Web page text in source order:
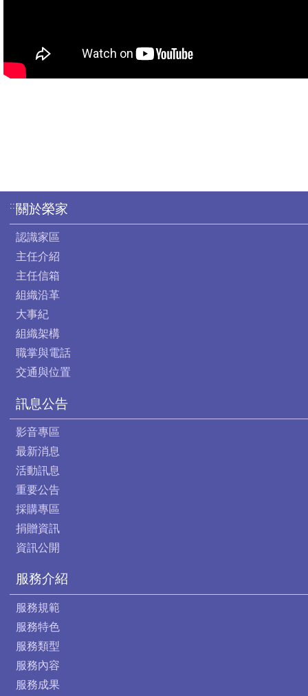
:::關於榮家
認識家區
主任介紹
主任信箱
組織沿革
大事紀
組織架構
職掌與電話
交通與位置
訊息公告
影音專區
最新消息
活動訊息
重要公告
採購專區
捐贈資訊
資訊公開
服務介紹
服務規範
服務特色
服務類型
服務內容
服務成果